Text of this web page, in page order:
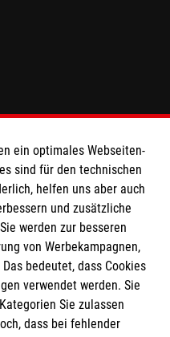
e.V.
2000 12
ein optimales Webseiten-
sind für den technischen
helfen uns aber auch
und zusätzliche
werden zur besseren
von Werbekampagnen,
bedeutet, dass Cookies
verwendet werden. Sie
Sie zulassen
dass bei fehlender